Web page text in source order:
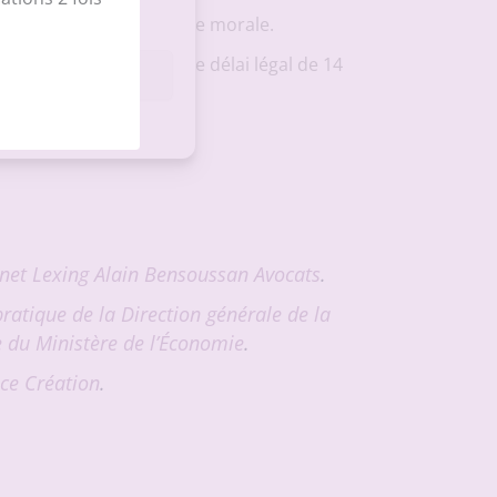
€ pour une personne morale.
de rétractation, le délai légal de 14
Lexing Alain Bensoussan Avocats.
de la Direction générale de la
Ministère de l’Économie.
Création.